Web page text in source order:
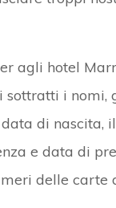
agli hotel
i nomi,
di nascita,
e data di
delle carte